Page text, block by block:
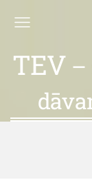
TEV –